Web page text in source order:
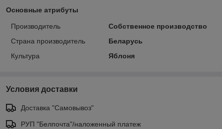
Основные атрибуты
Производитель
Собственное производство
Страна производитель
Беларусь
Культура
Яблоня
Условия доставки
Доставка "Самовывоз"
РУП "Белпочта"/наложенный платеж